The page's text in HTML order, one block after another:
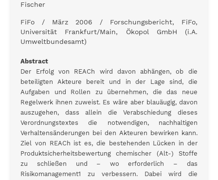
Fischer
FiFo / März 2006 / Forschungsbericht, FiFo,
Universität Frankfurt/Main, Ökopol GmbH (i.A.
Umweltbundesamt)
Abstract
Der Erfolg von REACh wird davon abhängen, ob die
beteiligten Akteure bereit und in der Lage sind, die
Aufgaben und Rollen zu übernehmen, die das neue
Regelwerk ihnen zuweist. Es wäre aber blauäugig, davon
auszugehen, dass allein die Verabschiedung dieses
Verordnungstextes die notwendigen, nachhaltigen
Verhaltensänderungen bei den Akteuren bewirken kann.
Ziel von REACh ist es, die bestehenden Lücken in der
Produktsicherheitsbewertung chemischer (Alt-) Stoffe
zu schließen und – wo erforderlich – das
Risikomanagement1 zu verbessern. Dabei wird die